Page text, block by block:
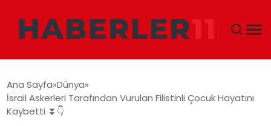
DÜNYA
Ana Sayfa Dünya
İsrail Askerleri Tarafından Vurulan Filistinli Çocuk Hayatını
Kaybetti ⏬👇